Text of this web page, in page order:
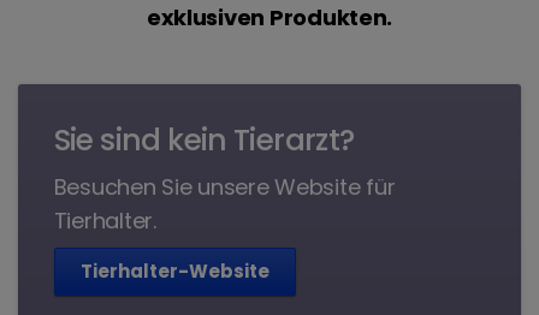
exklusiven Produkten.
Sie sind kein Tierarzt?
Besuchen Sie unsere Website für
Tierhalter.
Tierhalter-Website